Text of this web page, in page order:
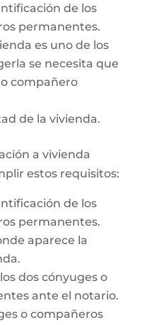
de los
permanentes.
es uno de los
se necesita que
compañero
de la vivienda.
a vivienda
estos requisitos:
de los
permanentes.
aparece la
dos cónyuges o
ante el notario.
o compañeros